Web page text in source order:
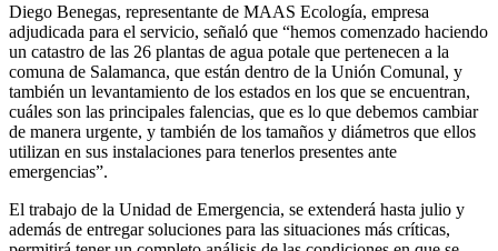
Diego Benegas, representante de MAAS Ecología, empresa
adjudicada para el servicio, señaló que “hemos comenzado haciendo
un catastro de las 26 plantas de agua potale que pertenecen a la
comuna de Salamanca, que están dentro de la Unión Comunal, y
también un levantamiento de los estados en los que se encuentran,
cuáles son las principales falencias, que es lo que debemos cambiar
de manera urgente, y también de los tamaños y diámetros que ellos
utilizan en sus instalaciones para tenerlos presentes ante
emergencias”.
El trabajo de la Unidad de Emergencia, se extenderá hasta julio y
además de entregar soluciones para las situaciones más críticas,